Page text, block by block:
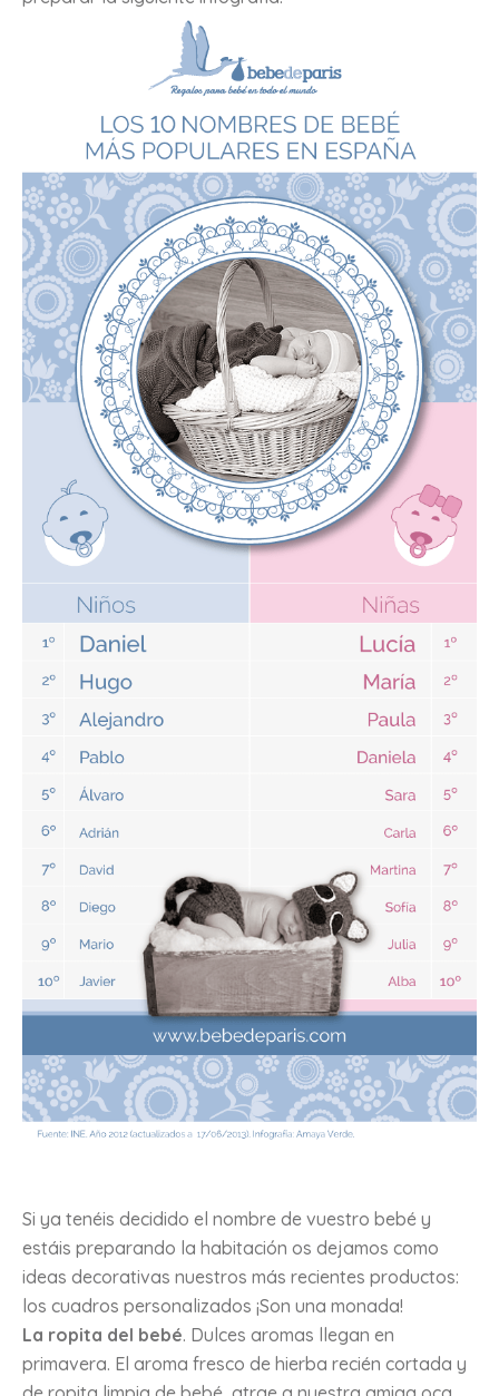
Si ya tenéis decidido el nombre de vuestro bebé y
estáis preparando la habitación os dejamos como
ideas decorativas nuestros más recientes productos:
los cuadros personalizados ¡Son una monada!
La ropita del bebé. Dulces aromas llegan en
primavera. El aroma fresco de hierba recién cortada y